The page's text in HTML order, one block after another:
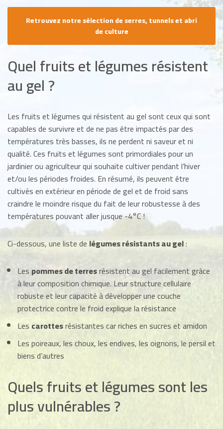
Retrouvez notre sélection de serres, tunnels et abri
de culture
Quel fruits et légumes résistent
au gel ?
Les fruits et légumes qui résistent au gel sont ceux qui sont
capables de survivre et de ne pas être impactés par des
températures très basses, ils ne perdent ni saveur et ni
qualité. Ces fruits et légumes sont primordiales pour un
jardinier ou agriculteur qui souhaite cultiver pendant l’hiver
et/ou les périodes froides. En résumé, ils peuvent être
cultivés en extérieur en période de gel et de froid sans
craindre le moindre risque du fait de leur robustesse à des
températures pouvant aller jusque -4°C !
Ci-dessous, une liste de légumes résistants au gel:
Les pommes de terresrésistent au gel facilement grâce
à leur composition chimique. Leur structure cellulaire
robuste et leur capacité à développer une couche
protectrice contre le froid explique la résistance
Les carottesrésistantes car riches en sucres et amidon
Les poireaux, les choux, les endives, les oignons, le persil et
biens d’autres
Quels fruits et légumes sont les
plus vulnérables ?